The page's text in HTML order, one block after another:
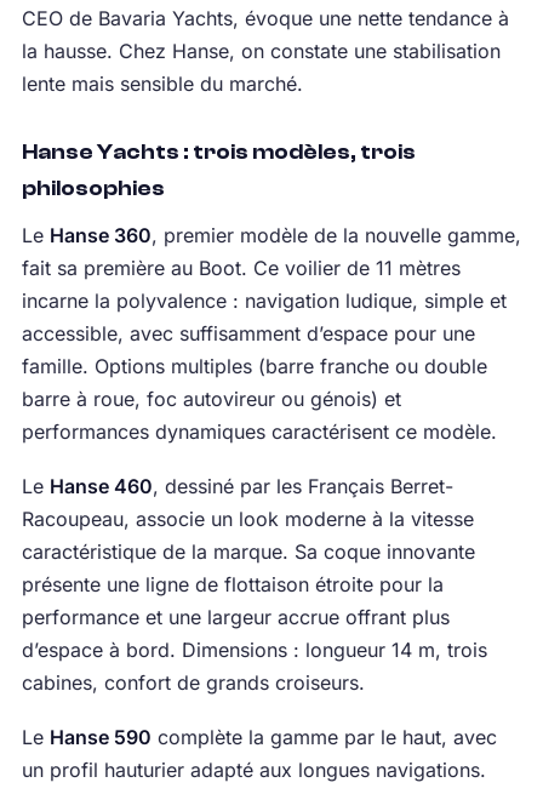
CEO de Bavaria Yachts, évoque une nette tendance à
la hausse. Chez Hanse, on constate une stabilisation
lente mais sensible du marché.
Hanse Yachts : trois modèles, trois
philosophies
Le Hanse 360, premier modèle de la nouvelle gamme,
fait sa première au Boot. Ce voilier de 11 mètres
incarne la polyvalence : navigation ludique, simple et
accessible, avec suffisamment d’espace pour une
famille. Options multiples (barre franche ou double
barre à roue, foc autovireur ou génois) et
performances dynamiques caractérisent ce modèle.
Le Hanse 460, dessiné par les Français Berret-
Racoupeau, associe un look moderne à la vitesse
caractéristique de la marque. Sa coque innovante
présente une ligne de flottaison étroite pour la
performance et une largeur accrue offrant plus
d’espace à bord. Dimensions : longueur 14 m, trois
cabines, confort de grands croiseurs.
Le Hanse 590 complète la gamme par le haut, avec
un profil hauturier adapté aux longues navigations.